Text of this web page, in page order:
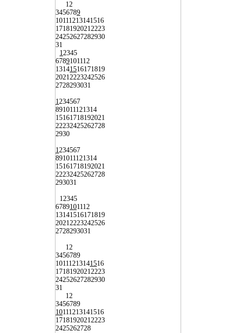
12
3456789
10111213141516
17181920212223
24252627282930
31
12345
6789101112
13141516171819
20212223242526
2728293031
1234567
891011121314
15161718192021
22232425262728
2930
1234567
891011121314
15161718192021
22232425262728
293031
12345
6789101112
13141516171819
20212223242526
2728293031
12
3456789
10111213141516
17181920212223
24252627282930
31
12
3456789
10111213141516
17181920212223
2425262728